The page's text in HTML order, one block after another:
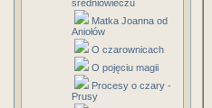
średniowieczu
Matka Joanna od
Aniołów
O czarownicach
O pojęciu magii
Procesy o czary -
Prusy